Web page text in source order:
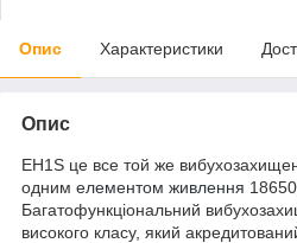
Опис Характеристики
Опис
EH1S це все той же
одним елементом живлення
Багатофункціональний
високого класу, який